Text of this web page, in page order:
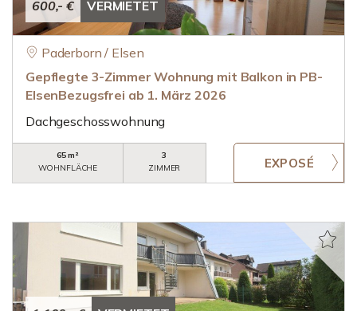
600,- € VERMIETET
Paderborn / Elsen
Gepflegte 3-Zimmer Wohnung mit Balkon in PB-
ElsenBezugsfrei ab 1. März 2026
Dachgeschosswohnung
65 m²
WOHNFLÄCHE
3
ZIMMER